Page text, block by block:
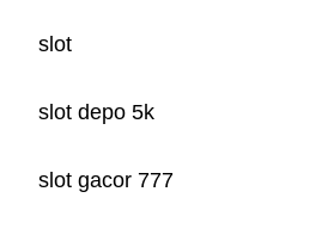
slot
slot depo 5k
slot gacor 777